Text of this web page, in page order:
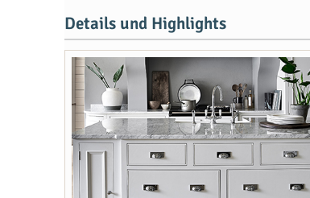
Details und Highlights